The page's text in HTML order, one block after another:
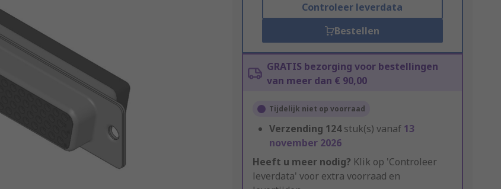
Controleer leverdata
Bestellen
GRATIS bezorging voor bestellingen
van meer dan € 90,00
Tijdelijk niet op voorraad
Verzending 124stuk(s) vanaf 13
november 2026
Heeft u meer nodig? Klik op 'Controleer
leverdata' voor extra voorraad en